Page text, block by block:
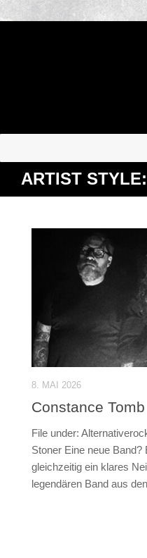
ARTIST STYLE:
8. MAI 2026
Constance Tomb
File under:
Stoner Eine neue
gleichzeitig ein klares
legendären Band aus